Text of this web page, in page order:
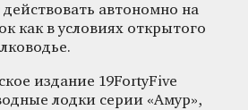
автономно на
как в условиях открытого
издание 19FortyFive
лодки серии «Амур»,